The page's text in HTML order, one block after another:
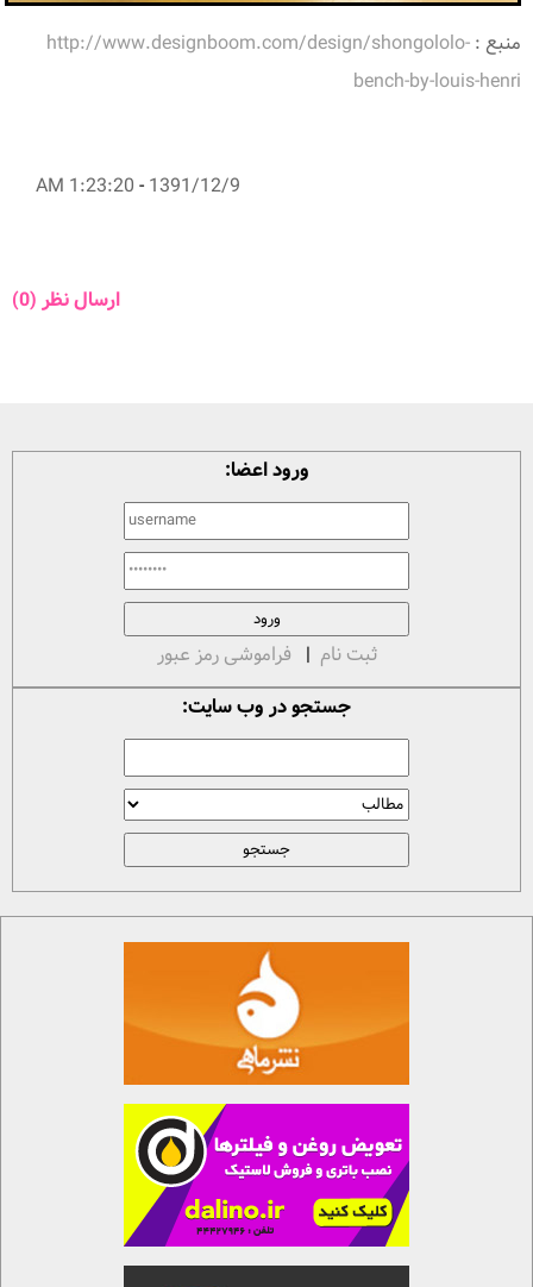
منبع :http://www.designboom.com/design/shongololo-
bench-by-louis-henri
1391/12/9
-
1:23:20 AM
ارسال نظر (0)
ورود اعضا:
ثبت نام | فراموشی رمز عبور
جستجو در وب سایت: